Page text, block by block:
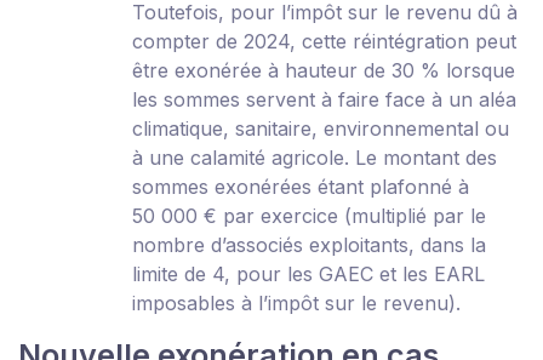
Toutefois, pour l’impôt sur le revenu dû à
compter de 2024, cette réintégration peut
être exonérée à hauteur de 30 % lorsque
les sommes servent à faire face à un aléa
climatique, sanitaire, environnemental ou
à une calamité agricole. Le montant des
sommes exonérées étant plafonné à
50 000 € par exercice (multiplié par le
nombre d’associés exploitants, dans la
limite de 4, pour les GAEC et les EARL
imposables à l’impôt sur le revenu).